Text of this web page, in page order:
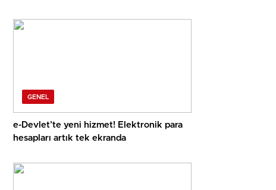
GENEL
e-Devlet’te yeni hizmet! Elektronik para
hesapları artık tek ekranda